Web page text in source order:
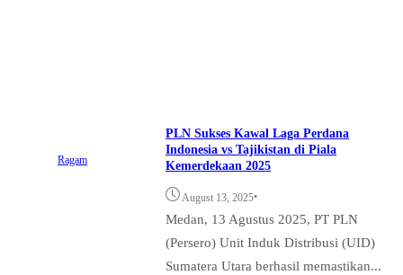
Ragam
PLN Sukses Kawal Laga Perdana
Indonesia vs Tajikistan di Piala
Kemerdekaan 2025
August 13, 2025•
Medan, 13 Agustus 2025, PT PLN
(Persero) Unit Induk Distribusi (UID)
Sumatera Utara berhasil memastikan...